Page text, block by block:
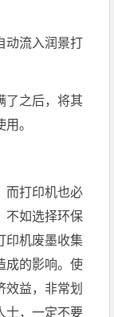
动流入润景打
了之后，将其
。
而打印机也必
不如选择环保
印机废墨收集
成的影响。使
效益，非常划
士，一定不要